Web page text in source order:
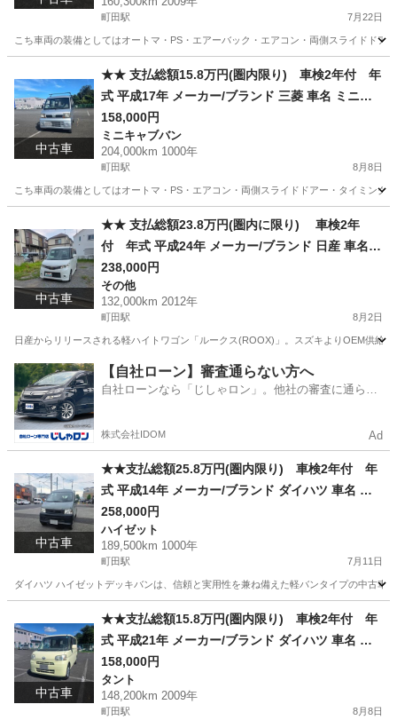
町田駅 7月22日
こち車両の装備としてはオートマ・PS・エアーバック・エアコン・両側スライドド
町田駅 その他 車両
中古車
★★ 支払総額15.8万円(圏内限り) 車検2年付 年
式 平成17年 メーカー/ブランド 三菱 車名 ミニキ
ャブバン グレード CD★★
158,000円
ミニキャブバン
204,000km 1000年
町田駅 8月8日
こち車両の装備としてはオートマ・PS・エアコン・両側スライドドアー・タイミン
町田駅 ミニキャブバン 車両
中古車
★★ 支払総額23.8万円(圏内に限り) 車検2年
付 年式 平成24年 メーカー/ブランド 日産 車名
ルークス グレード ハイウェイスター★★
238,000円
その他
132,000km 2012年
町田駅 8月2日
日産からリリースされる軽ハイトワゴン「ルークス(ROOX)」。スズキよりOEM供給
東京 町田市 町田駅 その他 ハイウェイスター
【自社ローン】審査通らない方へ
自社ローンなら「じしゃロン」。他社の審査に通らな
株式会社IDOM Ad
中古車
★★支払総額25.8万円(圏内限り) 車検2年付 年
式 平成14年 メーカー/ブランド ダイハツ 車名 ハ
イゼットデッキバン ★★
258,000円
ハイゼット
189,500km 1000年
町田駅 7月11日
ダイハツ ハイゼットデッキバンは、信頼と実用性を兼ね備えた軽バンタイプの中古
町田駅 ハイゼット ハイゼットデッキバン
中古車
★★支払総額15.8万円(圏内限り) 車検2年付 年
式 平成21年 メーカー/ブランド ダイハツ 車名 タ
ント グレード L★★
158,000円
タント
148,200km 2009年
町田駅 8月8日